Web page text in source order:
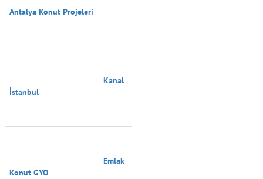
Antalya Konut Projeleri
İstanbul
Konut GYO